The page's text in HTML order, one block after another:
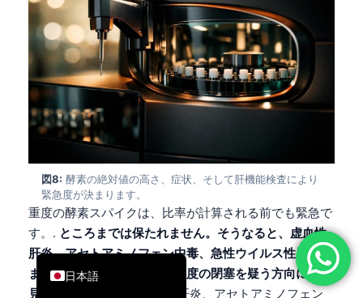
図8: 酵素の絶対値の高さ、症状、そして肝機能検査により
緊急度が決まります。
重度の酵素スパイクは、比率が計算される前でも緊急で
す。. ところまでは保たれません。そうなると、虚血性
肝炎、アセトアミノフェン中毒、急性ウイルス性肝炎、
または続発する損傷を伴う重度の閉塞を疑う方向に私の
見立てが傾きます。
虚血性肝炎、アセトアミノフェン
日本語
English
Deutsch
العربية
עִבְרִית
Italiano
Español
Português
Ελληνικά
Türkçe